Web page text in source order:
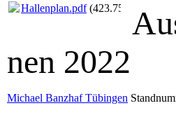
Hallenplan.pdf(423.75KB)
nen 2022
Michael Banzhaf Tübingen